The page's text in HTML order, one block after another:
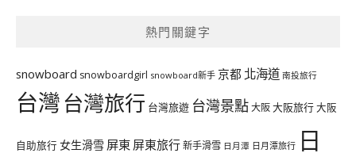
熱門關鍵字
snowboard snowboardgirl snowboard新手 京都 北海道 南投旅行
台灣台灣旅行 台灣旅遊 台灣景點大阪大阪旅行大阪
自助旅行 女生滑雪 屏東 屏東旅行新手滑雪 日月潭 日月潭旅行 日